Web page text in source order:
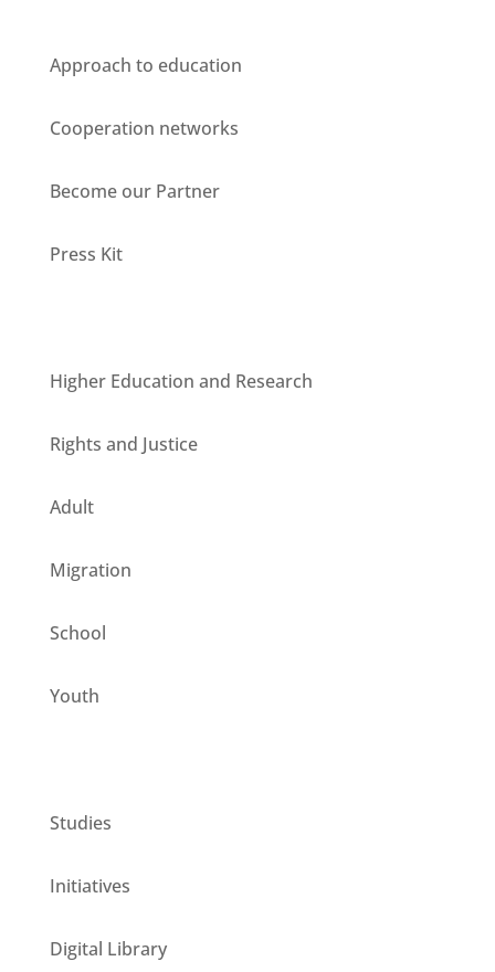
Approach to education
Cooperation networks
Become our Partner
Press Kit
Higher Education and Research
Rights and Justice
Adult
Migration
School
Youth
Studies
Initiatives
Digital Library